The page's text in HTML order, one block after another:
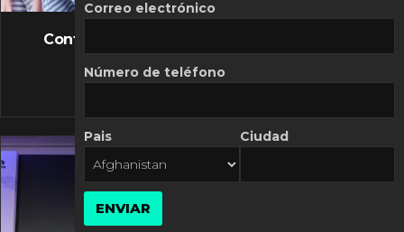
FLASH NEWS
Controversia de Mercado Libre por costos
10 MARZO, 2026
Correo electrónico
Número de teléfono
Pais Ciudad
ENVIAR